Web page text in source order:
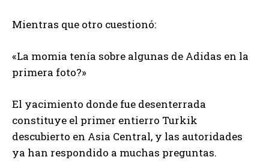
Mientras que otro cuestionó:
«La momia tenía sobre algunas de Adidas en la
primera foto?»
El yacimiento donde fue desenterrada
constituye el primer entierro Turkik
descubierto en Asia Central, y las autoridades
ya han respondido a muchas preguntas.